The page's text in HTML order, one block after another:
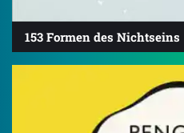
153 Formen des Nichtseins